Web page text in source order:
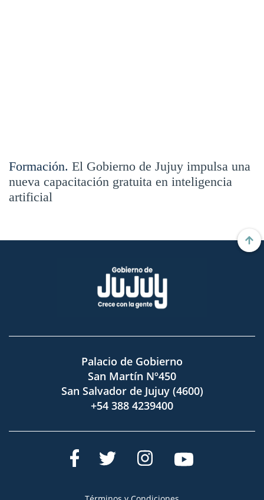
Formación. El Gobierno de Jujuy impulsa una
nueva capacitación gratuita en inteligencia
artificial
Palacio de Gobierno
San Martín Nº450
San Salvador de Jujuy (4600)
+54 388 4239400